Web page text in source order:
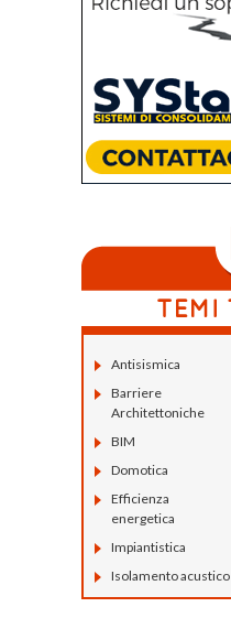
Antisismica
Barriere
Architettoniche
BIM
Domotica
Efficienza
energetica
Impiantistica
Isolamento acustico